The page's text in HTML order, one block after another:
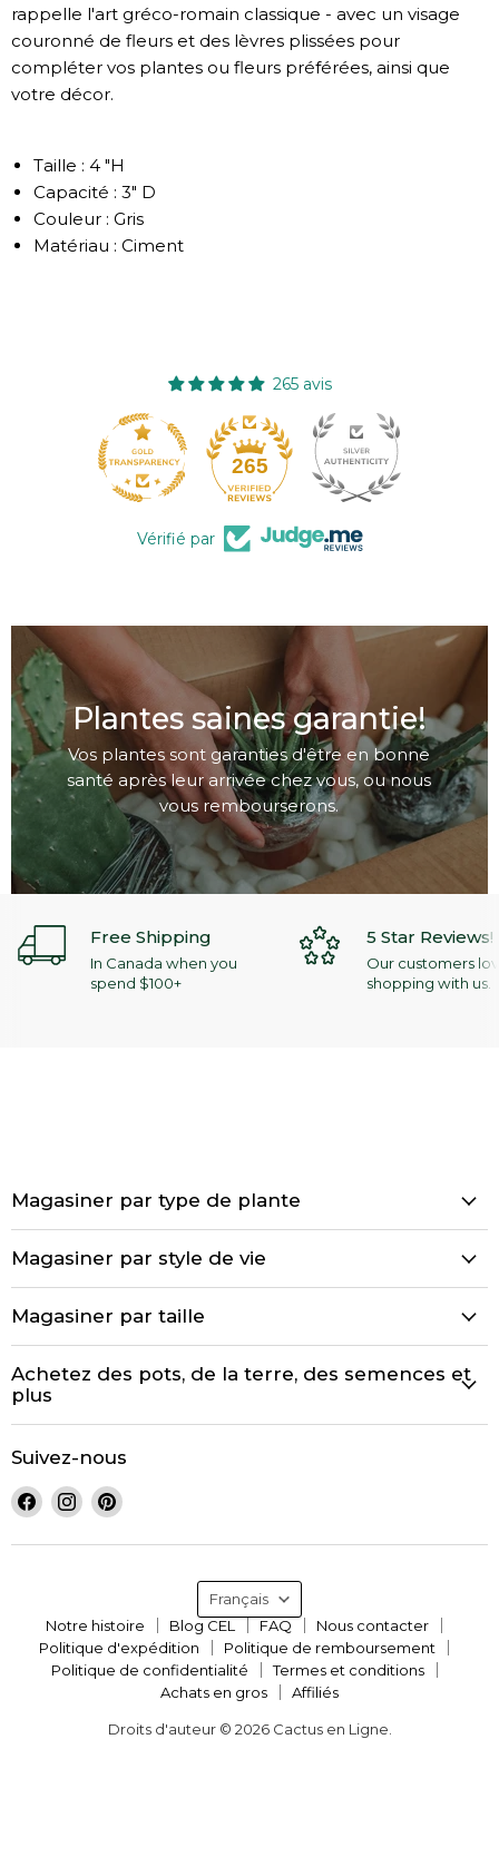
rappelle l'art gréco-romain classique - avec un visage
couronné de fleurs et des lèvres plissées pour
compléter vos plantes ou fleurs préférées, ainsi que
votre décor.
Taille : 4 "H
Capacité : 3" D
Couleur : Gris
Matériau : Ciment
265 avis
265
Vérifié par
Plantes saines garantie!
Vos plantes sont garanties d'être en bonne
santé après leur arrivée chez vous, ou nous
vous rembourserons.
Free Shipping
In Canada when you
spend $100+
5 Star Reviews!
Our customers
shopping with us.
Magasiner par type de plante
Magasiner par style de vie
Magasiner par taille
Achetez des pots, de la terre, des semences et
plus
Suivez-nous
Trouvez-
nous
sur
Trouvez-
nous
sur
Trouvez-
sur
Langue
Français
Notre histoire
Blog CEL FAQ
Nous contacter
Politique d'expédition
Politique de remboursement
Politique de confidentialité
Termes et conditions
Achats en gros
Affiliés
Droits d'auteur © 2026 Cactus en Ligne.